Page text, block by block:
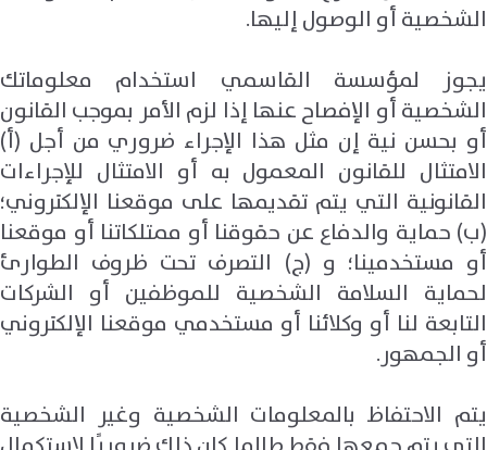
الشخصية أو الوصول إليها.
يجوز لمؤسسة القاسمي استخدام معلوماتك
الشخصية أو الإفصاح عنها إذا لزم الأمر بموجب القانون
أو بحسن نية إن مثل هذا الإجراء ضروري من أجل (أ)
الامتثال للقانون المعمول به أو الامتثال للإجراءات
القانونية التي يتم تقديمها على موقعنا الإلكتروني؛
(ب) حماية والدفاع عن حقوقنا أو ممتلكاتنا أو موقعنا
أو مستخدمينا؛ و (ج) التصرف تحت ظروف الطوارئ
لحماية السلامة الشخصية للموظفين أو الشركات
التابعة لنا أو وكلائنا أو مستخدمي موقعنا الإلكتروني
أو الجمهور.
يتم الاحتفاظ بالمعلومات الشخصية وغير الشخصية